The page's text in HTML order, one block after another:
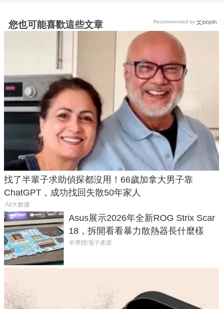
您也可能喜歡這些文章
找了半輩子求助偵探都沒用！66歲加拿大男子靠
ChatGPT，成功找回失散50年家人
AI/大數據
Asus展示2026年全新ROG Strix Scar
18，拆開看看暴力散熱器長什麼樣
半導體/電子產業
Recommended by